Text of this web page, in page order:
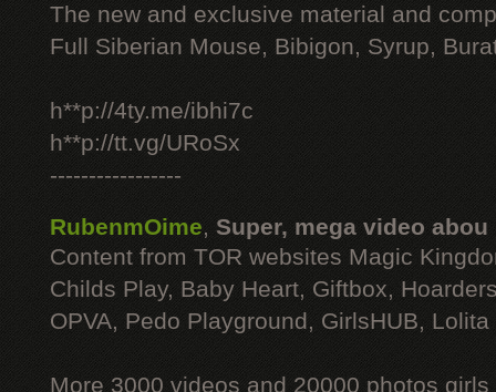
The new and exclusive material and
Full Siberian Mouse, Bibigon, Syrup,
h**p://4ty.me/ibhi7c
h**p://tt.vg/URoSx
-----------------
RubenmOime, Super, mega video abou
Content from TOR websites Magic
Childs Play, Baby Heart, Giftbox,
OPVA, Pedo Playground, GirlsHUB, Lolita
More 3000 videos and 20000 photos